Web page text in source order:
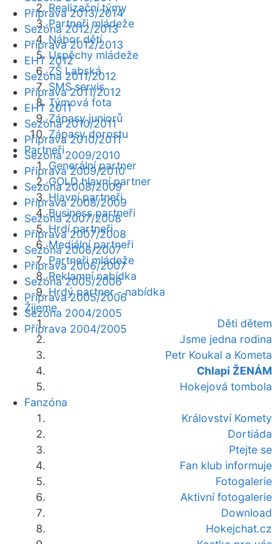
Realizační týmy
Partneři mládeže
Nábor dětí
Úspěchy mládeže
ZŠ Labská
SMS servis
Týmová fota
Zápasy juniorů
Zápasy dorostu
Partneři
Generální partner
GOLD hlavní partner
Hlavní partneři
Business partneři
Hrdí partneři
Mediální partneři
Partneři mládeže
Reklamní nabídka
Hrdý partner - nabídka
Žijeme
Děti dětem
Jsme jedna rodina
Petr Koukal a Kometa
Chlapi ŽENÁM
Hokejová tombola
Fanzóna
Království Komety
Dortiáda
Ptejte se
Fan klub informuje
Fotogalerie
Aktivní fotogalerie
Download
Hokejchat.cz
Příprava 2013/2014
Sezóna 2012/2013
Příprava 2012/2013
EHT 2012
Sezóna 2011/2012
Příprava 2011/2012
EHT 2011
Sezóna 2010/2011
Příprava 2010/2011
Sezóna 2009/2010
Příprava 2009/2010
Sezóna 2008/2009
Příprava 2008/2009
Sezóna 2007/2008
Příprava 2007/2008
Sezóna 2006/2007
Příprava 2006/2007
Sezóna 2005/2006
Příprava 2005/2006
Sezóna 2004/2005
Příprava 2004/2005